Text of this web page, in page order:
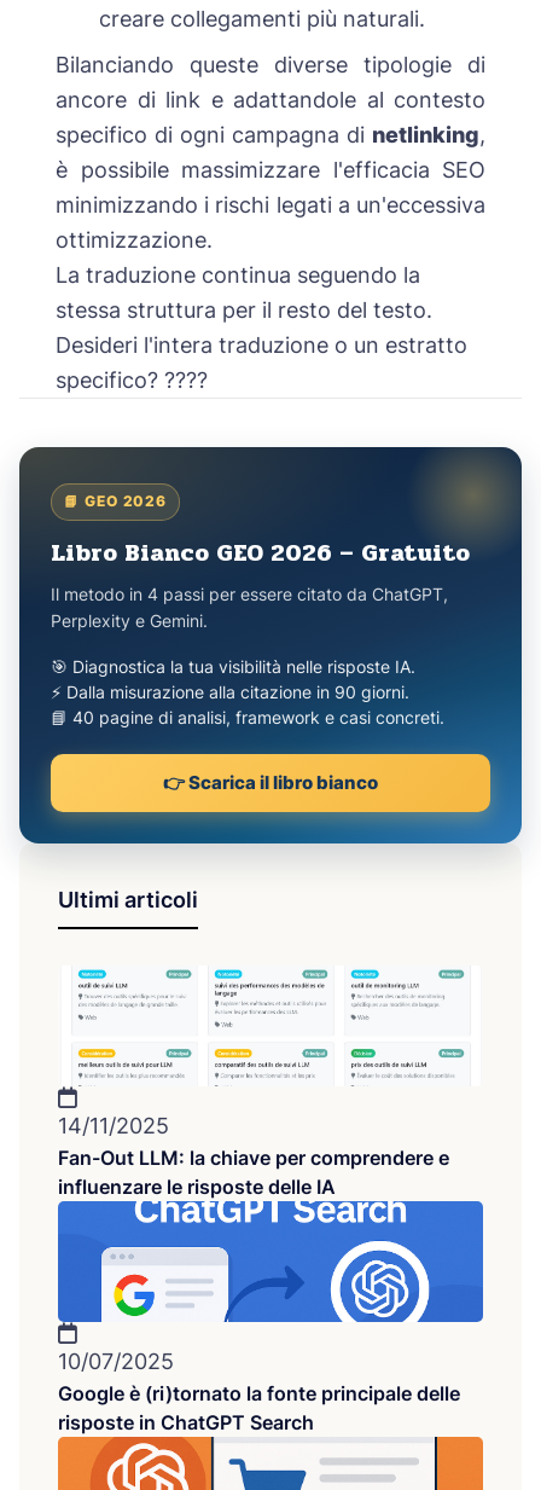
creare collegamenti più naturali.
Bilanciando queste diverse tipologie di
ancore di link e adattandole al contesto
specifico di ogni campagna di netlinking,
è possibile massimizzare l'efficacia SEO
minimizzando i rischi legati a un'eccessiva
ottimizzazione.
La traduzione continua seguendo la
stessa struttura per il resto del testo.
Desideri l'intera traduzione o un estratto
specifico? ????
📘 GEO 2026
Libro Bianco GEO 2026 – Gratuito
Il metodo in 4 passi per essere citato da ChatGPT,
Perplexity e Gemini.
🎯 Diagnostica la tua visibilità nelle risposte IA.
⚡ Dalla misurazione alla citazione in 90 giorni.
📘 40 pagine di analisi, framework e casi concreti.
👉 Scarica il libro bianco
Ultimi articoli
14/11/2025
Fan-Out LLM: la chiave per comprendere e
influenzare le risposte delle IA
10/07/2025
Google è (ri)tornato la fonte principale delle
risposte in ChatGPT Search